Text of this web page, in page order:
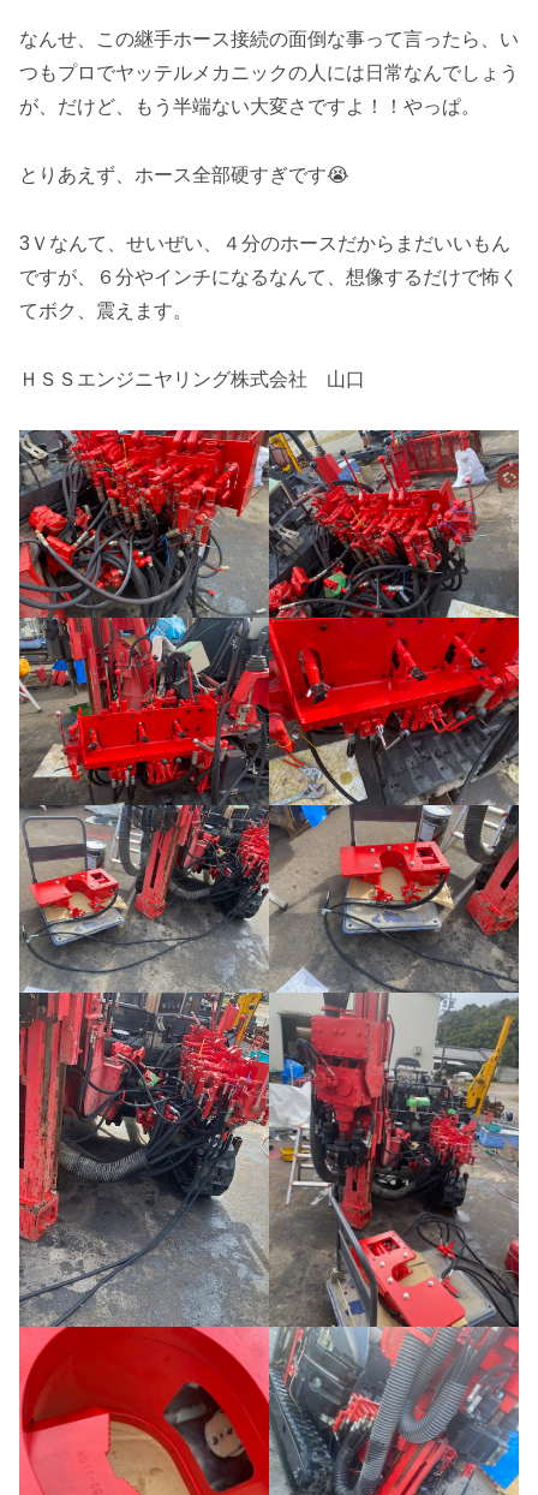
なんせ、この継手ホース接続の面倒な事って言ったら、い
つもプロでヤッテルメカニックの人には日常なんでしょう
が、だけど、もう半端ない大変さですよ！！やっぱ。
とりあえず、ホース全部硬すぎです😭
3Ｖなんて、せいぜい、４分のホースだからまだいいもん
ですが、６分やインチになるなんて、想像するだけで怖く
てボク、震えます。
ＨＳＳエンジニヤリング株式会社 山口